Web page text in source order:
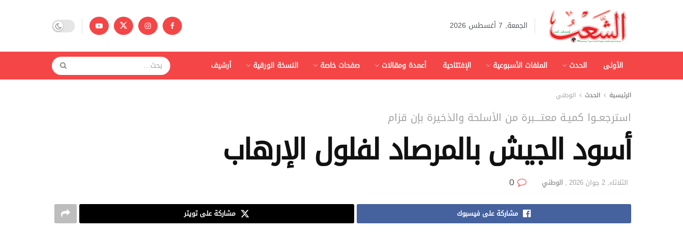
الجمعة, 7 أغسطس 2026
الأولى الحدث الملفات الأسبوعية الإفتتاحية أعمدة ومقالات صفحات خاصة النسخة الورقية أرشيف
الرئيسية الحدث الوطني
استرجعــوا كميـة معتــــبرة من الأسلحة والذخيرة بإن قزام
أسود الجيش بالمرصاد لفلول الإرهاب
الثلاثاء, 2 جوان 2026 , الوطني
مشاركة على فيسبوك مشاركة على تويتر